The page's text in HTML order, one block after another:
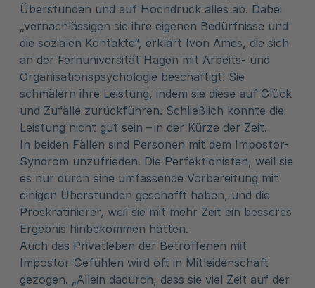
Überstunden und auf Hochdruck alles ab. Dabei
„vernachlässigen sie ihre eigenen Bedürfnisse und
die sozialen Kontakte“, erklärt Ivon Ames, die sich
an der Fernuniversität Hagen mit Arbeits- und
Organisationspsychologie beschäftigt. Sie
schmälern ihre Leistung, indem sie diese auf Glück
und Zufälle zurückführen. Schließlich konnte die
Leistung nicht gut sein – in der Kürze der Zeit.
In beiden Fällen sind Personen mit dem Impostor-
Syndrom unzufrieden. Die Perfektionisten, weil sie
es nur durch eine umfassende Vorbereitung mit
einigen Überstunden geschafft haben, und die
Proskratinierer, weil sie mit mehr Zeit ein besseres
Ergebnis hinbekommen hätten.
Auch das Privatleben der Betroffenen mit
Impostor-Gefühlen wird oft in Mitleidenschaft
gezogen. „Allein dadurch, dass sie viel Zeit auf der